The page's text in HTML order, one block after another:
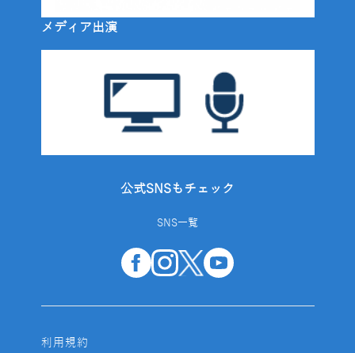
メディア出演
公式SNSもチェック
SNS一覧
利用規約